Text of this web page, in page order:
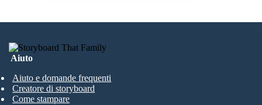
Aiuto
Aiuto e domande frequenti
Creatore di storyboard
Come stampare